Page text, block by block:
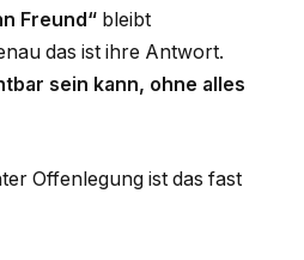
Freund“ bleibt
das ist ihre Antwort.
sein kann, ohne alles
Offenlegung ist das fast